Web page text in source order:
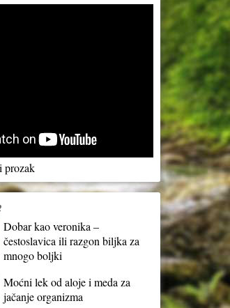
prozak
Dobar kao veronika –
čestoslavica ili razgon biljka za
mnogo boljki
Moćni lek od aloje i meda za
jačanje organizma